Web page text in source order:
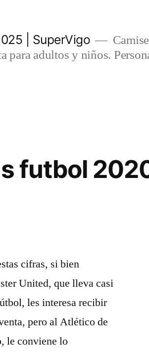
| SuperVigo
para adultos y niños.
futbol
cifras, si bien
United, que lleva casi
les interesa recibir
pero al Atlético de
le conviene lo